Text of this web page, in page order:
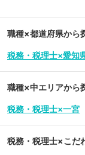
職種×都道府県から
税務・税理士×愛知
職種×中エリアから
税務・税理士×一宮
税務・税理士×こだ